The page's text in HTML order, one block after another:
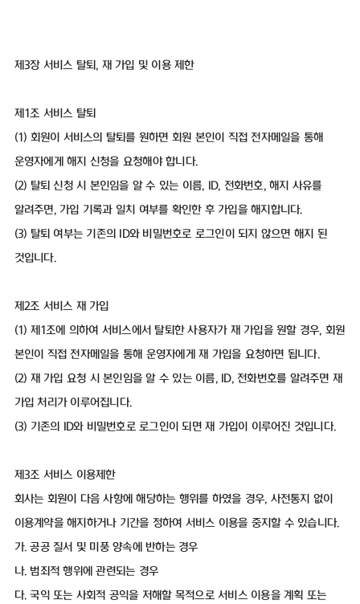
제3장 서비스 탈퇴, 재 가입 및 이용 제한
제1조 서비스 탈퇴
(1) 회원이 서비스의 탈퇴를 원하면 회원 본인이 직접 전자메일을 통해
운영자에게 해지 신청을 요청해야 합니다.
(2) 탈퇴 신청 시 본인임을 알 수 있는 이름, ID, 전화번호, 해지 사유를
알려주면, 가입 기록과 일치 여부를 확인한 후 가입을 해지합니다.
(3) 탈퇴 여부는 기존의 ID와 비밀번호로 로그인이 되지 않으면 해지 된
것입니다.
제2조 서비스 재 가입
(1) 제1조에 의하여 서비스에서 탈퇴한 사용자가 재 가입을 원할 경우, 회원
본인이 직접 전자메일을 통해 운영자에게 재 가입을 요청하면 됩니다.
(2) 재 가입 요청 시 본인임을 알 수 있는 이름, ID, 전화번호를 알려주면 재
가입 처리가 이루어집니다.
(3) 기존의 ID와 비밀번호로 로그인이 되면 재 가입이 이루어진 것입니다.
제3조 서비스 이용제한
회사는 회원이 다음 사항에 해당하는 행위를 하였을 경우, 사전통지 없이
이용계약을 해지하거나 기간을 정하여 서비스 이용을 중지할 수 있습니다.
가. 공공 질서 및 미풍 양속에 반하는 경우
나. 범죄적 행위에 관련되는 경우
다. 국익 또는 사회적 공익을 저해할 목적으로 서비스 이용을 계획 또는